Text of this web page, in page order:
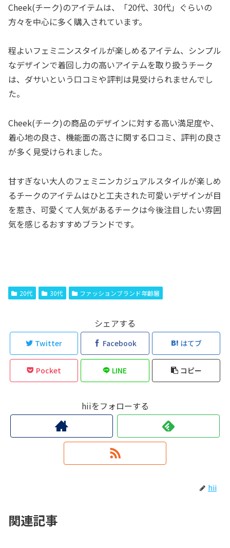
Cheek(チーク)のアイテムは、「20代、30代」ぐらいの
方々を中心に多く購入されています。
程よいフェミニンスタイルが楽しめるアイテム、シンプル
なデザインで着回し力の高いアイテムを取り扱うチーク
は、ダサいという口コミや評判は見受けられませんでし
た。
Cheek(チーク)の商品のデザインに対する高い満足度や、
着心地の良さ、機能面の高さに関する口コミ、評判の良さ
が多く見受けられました。
甘すぎない大人のフェミニンカジュアルスタイルが楽しめ
るチークのアイテムはひと工夫された可愛いデザインが目
を惹き、可愛くて人気があるチークは今後注目したい雰囲
気を感じるおすすめブランドです。
20代 30代 ファッションブランド年齢層
シェアする
Twitter Facebook はてブ
Pocket LINE コピー
hiiをフォローする
hii
関連記事